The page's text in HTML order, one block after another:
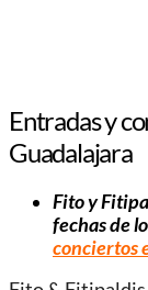
Entradas y
Guadalajara
Fito y
fechas de
conciertos